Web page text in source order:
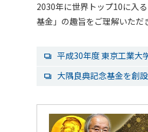
2030年に世界トップ10に入
基金」の趣旨をご理解いただ
平成30年度 東京工業大
大隅良典記念基金を創